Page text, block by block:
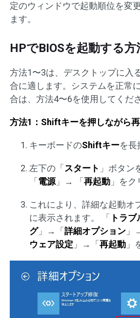
定のウィンドウで起動順位を変
ます。
HPでBIOSを起動する方
方法1〜3は、デスクトップに入
合に適します。システムを正常
合は、方法4〜6を使用してくださ
方法1：Shiftキーを押しながら再
キーボードのShiftキーを長
左下の「 スタート 」ボタン
「 電源」→ 「 再起動 」をク
これにより、詳細な起動オ
に表示されます。 「 トラ
グ」→「 詳細オプション 」
ウェア設定 」→「 再起動 」